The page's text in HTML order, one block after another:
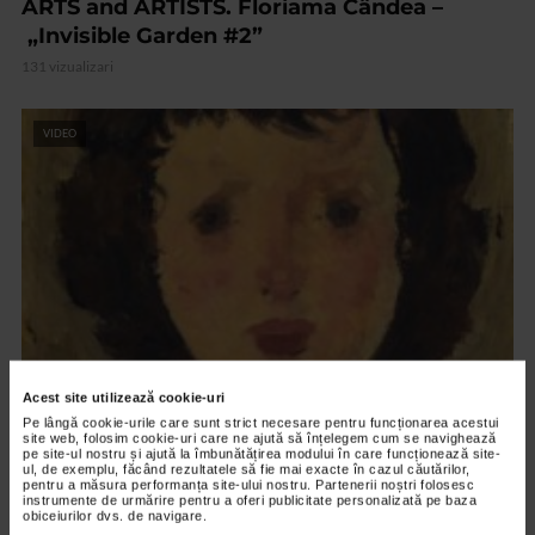
Acest site utilizează cookie-uri
Pe lângă cookie-urile care sunt strict necesare pentru funcționarea acestui
site web, folosim cookie-uri care ne ajută să înțelegem cum se navighează
pe site-ul nostru și ajută la îmbunătățirea modului în care funcționează site-
ul, de exemplu, făcând rezultatele să fie mai exacte în cazul căutărilor,
pentru a măsura performanța site-ului nostru. Partenerii noștri folosesc
instrumente de urmărire pentru a oferi publicitate personalizată pe baza
obiceiurilor dvs. de navigare.
ARTS and ARTISTS. Floriama Cândea –
„Invisible Garden #2”
131 vizualizari
VIDEO
Nicolae Tonitza – Pictor al copiilor
148 vizualizari